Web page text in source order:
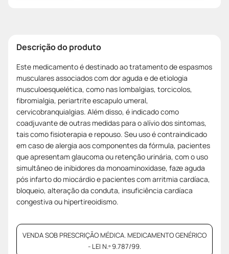
Descrição do produto
Este medicamento é destinado ao tratamento de espasmos
musculares associados com dor aguda e de etiologia
musculoesquelética, como nas lombalgias, torcicolos,
fibromialgia, periartrite escapulo umeral,
cervicobranquialgias. Além disso, é indicado como
coadjuvante de outras medidas para o alívio dos sintomas,
tais como fisioterapia e repouso. Seu uso é contraindicado
em caso de alergia aos componentes da fórmula, pacientes
que apresentam glaucoma ou retenção urinária, com o uso
simultâneo de inibidores da monoaminoxidase, faze aguda
pós infarto do miocárdio e pacientes com arritmia cardíaca,
bloqueio, alteração da conduta, insuficiência cardíaca
congestiva ou hipertireoidismo.
VENDA SOB PRESCRIÇÃO MÉDICA. MEDICAMENTO GENÉRICO
- LEI N.º 9.787/99.